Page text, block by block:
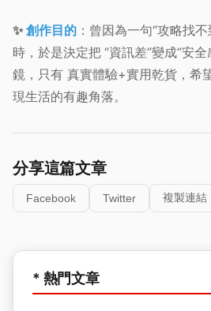
✨創作目的 ： 曾因為一句“攻略找
時，於是決定把 “資訊差”變成“安全
鏡，只有 真實體驗+實用乾貨 ，希
現生活的有趣角落。
分享這篇文章
Facebook Twitter 複製連結
* 熱門文章